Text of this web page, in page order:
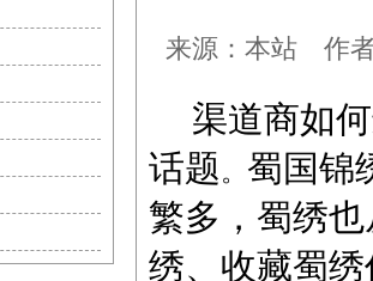
来源：本站 作
渠道商如
话题。 蜀国锦
繁多，蜀绣
绣、收藏蜀绣